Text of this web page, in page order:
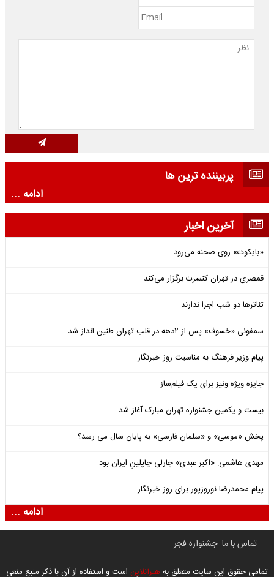
پربیننده ترین ها
ادامه ...
آخرین اخبار
«بایکوت» روی صحنه می‌رود
قمصری در تهران کنسرت برگزار می‌کند
تئاترها دو شب اجرا ندارند
سمفونی «خسوف» پس از ۲دهه در قلب تهران طنین انداز شد
پیام وزیر فرهنگ به مناسبت روز خبرنگار
جایزه ویژه ونیز برای یک فیلم‌ساز
بیست و یکمین جشنواره تهران-مبارک آغاز شد
پخش «موسی» و «سلمان فارسی» به پایان سال می رسد؟
مهدی هاشمی: «اکبر عبدی» چارلی چاپلینِ ایران بود
پیام محمدرضا نوروزپور برای روز خبرنگار
ادامه ...
تماس با ما جشنواره فجر
تمامی حقوق این سایت متعلق به هنرآنلاین است و استفاده از آن با ذکر منبع منعی